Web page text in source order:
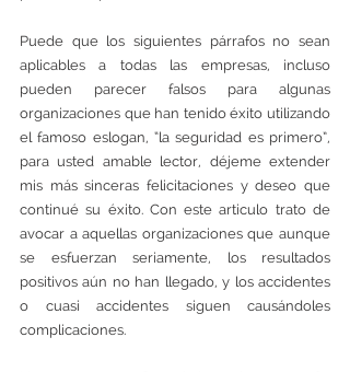
Puede que los siguientes párrafos no sean
aplicables a todas las empresas, incluso
pueden parecer falsos para algunas
organizaciones que han tenido éxito utilizando
el famoso eslogan, “la seguridad es primero”,
para usted amable lector, déjeme extender
mis más sinceras felicitaciones y deseo que
continué su éxito. Con este articulo trato de
avocar a aquellas organizaciones que aunque
se esfuerzan seriamente, los resultados
positivos aún no han llegado, y los accidentes
o cuasi accidentes siguen causándoles
complicaciones.